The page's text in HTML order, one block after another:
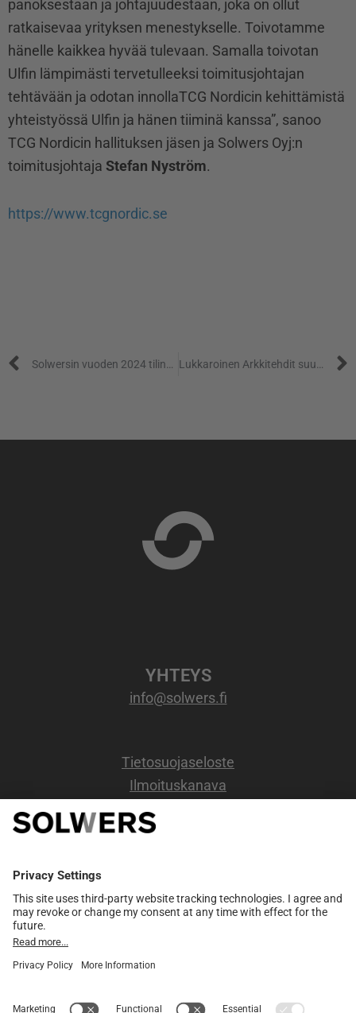
panoksestaan ja johtajuudestaan, joka on ollut
ratkaisevaa yrityksen menestykselle. Toivotamme
hänelle kaikkea hyvää tulevaan. Samalla toivotan
Ulfin lämpimästi tervetulleeksi toimitusjohtajan
tehtävään ja odotan innollaTCG Nordicin kehittämistä
yhteistyössä Ulfin ja hänen tiiminä kanssa”, sanoo
TCG Nordicin hallituksen jäsen ja Solwers Oyj:n
toimitusjohtaja Stefan Nyström.
https://www.tcgnordic.se
YHTEYS
info@solwers.fi
Tietosuojaseloste
Ilmoituskanava
2 kerros.
02200 Espoo
YHTEISTYÖ